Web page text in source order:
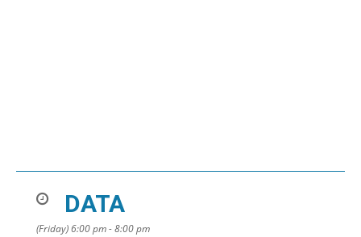
DATA
(Friday) 6:00 pm - 8:00 pm